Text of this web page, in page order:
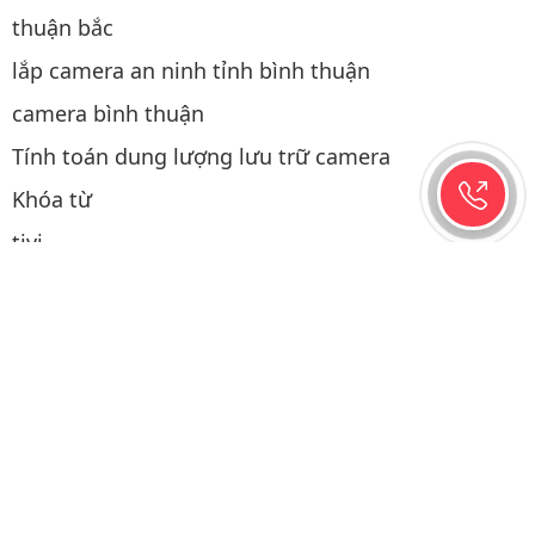
thuận bắc
lắp camera an ninh tỉnh bình thuận
camera bình thuận
Tính toán dung lượng lưu trữ camera
Khóa từ
tivi